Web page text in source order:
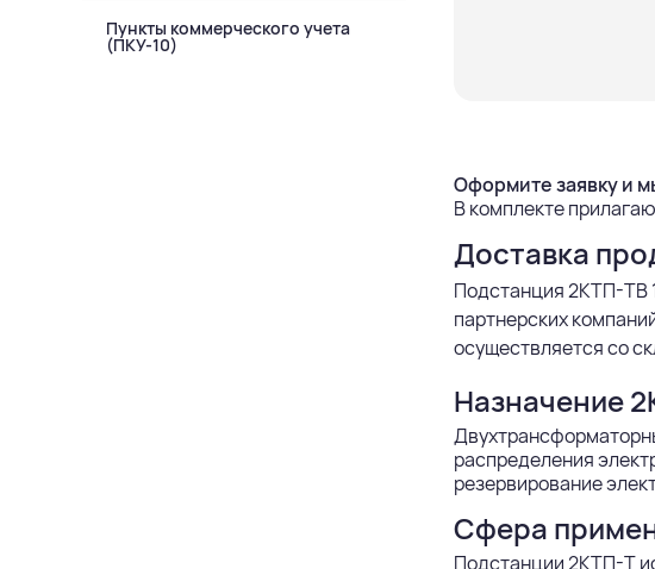
Пункты коммерческого учета
(ПКУ-10)
Оформите заявку и
В комплекте
Доставка
Подстанция 2КТП-ТВ
партнерских
осуществляется со
Назначение
распределения
резервирование
Сфера
Подстанции 2КТП-Т